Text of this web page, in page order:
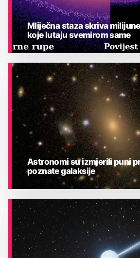
ASTRONOMIJA
Mliječna staza skriva
koje lutaju svemirom same
ASTRONOMIJA
Astronomi su izmjerili puni
poznate galaksije